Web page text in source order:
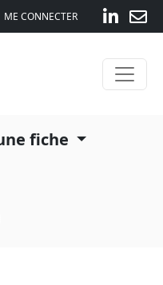
ME CONNECTER
fiche